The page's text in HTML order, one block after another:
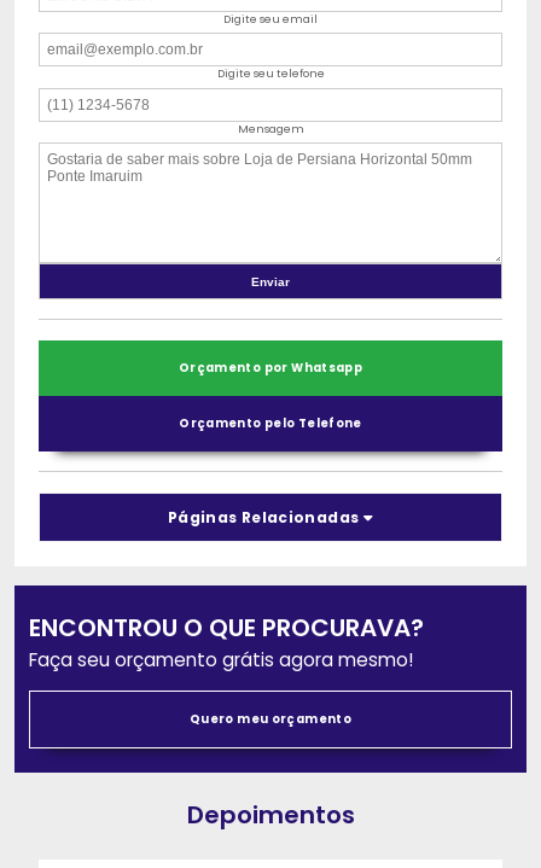
Digite seu email
Digite seu telefone
Mensagem
Orçamento por Whatsapp
Orçamento pelo Telefone
Páginas Relacionadas
ENCONTROU O QUE PROCURAVA?
Faça seu orçamento grátis agora mesmo!
Quero meu orçamento
Depoimentos